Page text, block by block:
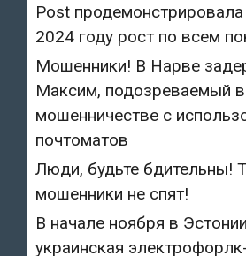
Post
2024 году рост по всем
Мошенники! В Нарве
Максим, подозреваемый в
мошенничестве с
почтоматов
Люди, будьте бдительны!
мошенники не спят!
В начале ноября в
украинская